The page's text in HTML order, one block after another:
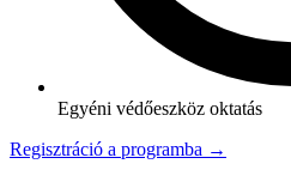
Egyéni védőeszköz oktatás
Regisztráció a programba →